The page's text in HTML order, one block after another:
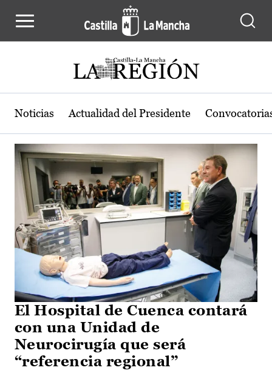
Actualidad de la región de Castilla-
Noticias Actualidad del Presidente
El Hospital de Cuenca contará
con una Unidad de
Neurocirugía que será
“referencia regional”